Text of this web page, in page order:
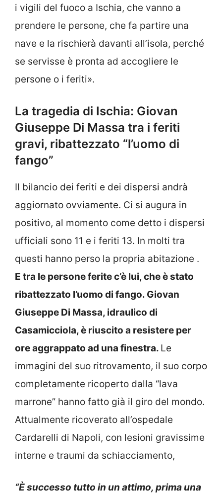
i vigili del fuoco a Ischia, che vanno a
prendere le persone, che fa partire una
nave e la rischierà davanti all’isola, perché
se servisse è pronta ad accogliere le
persone o i feriti».
La tragedia di Ischia: Giovan
Giuseppe Di Massa tra i feriti
gravi, ribattezzato “l’uomo di
fango”
Il bilancio dei feriti e dei dispersi andrà
aggiornato ovviamente. Ci si augura in
positivo, al momento come detto i dispersi
ufficiali sono 11 e i feriti 13. In molti tra
questi hanno perso la propria abitazione .
E tra le persone ferite c’è lui, che è stato
ribattezzato l’uomo di fango. Giovan
Giuseppe Di Massa, idraulico di
Casamicciola, è riuscito a resistere per
ore aggrappato ad una finestra. Le
immagini del suo ritrovamento, il suo corpo
completamente ricoperto dalla “lava
marrone” hanno fatto già il giro del mondo.
Attualmente ricoverato all’ospedale
Cardarelli di Napoli, con lesioni gravissime
interne e traumi da schiacciamento,
“È successo tutto in un attimo, prima una